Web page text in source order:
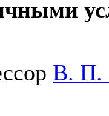
В. П.